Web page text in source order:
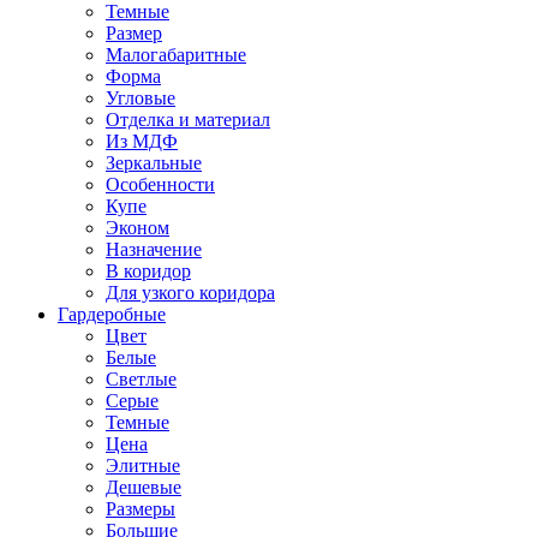
Темные
Размер
Малогабаритные
Форма
Угловые
Отделка и материал
Из МДФ
Зеркальные
Особенности
Купе
Эконом
Назначение
В коридор
Для узкого коридора
Гардеробные
Цвет
Белые
Светлые
Серые
Темные
Цена
Элитные
Дешевые
Размеры
Большие